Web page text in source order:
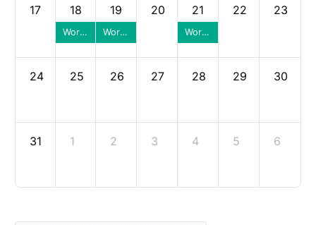
17 18
Workshop / Körperführung / Std. Wiener Walzer
19
Workshop / Körperführung / Std. Wiener Walzer - findet statt
20 21
Workshop / Körperführung / Std. Wiener Walzer
22 23
24 25 26 27 28 29 30
31 1 2 3 4 5 6